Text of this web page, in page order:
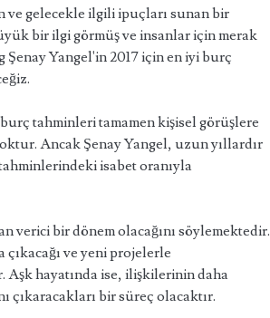
ve gelecekle ilgili ipuçları sunan bir
bir ilgi görmüş ve insanlar için merak
Şenay Yangel'in 2017 için en iyi burç
tahminleri tamamen kişisel görüşlere
Ancak Şenay Yangel, uzun yıllardır
isabet oranıyla
verici bir dönem olacağını söylemektedir.
çıkacağı ve yeni projelerle
hayatında ise, ilişkilerinin daha
çıkaracakları bir süreç olacaktır.